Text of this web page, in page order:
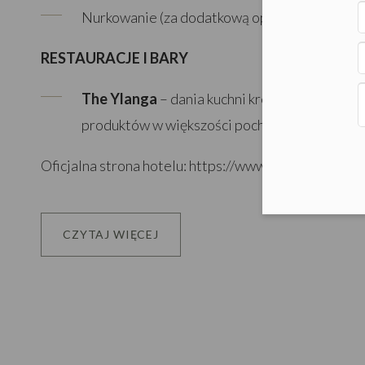
Nurkowanie (za dodatkową opłatą)
RESTAURACJE I BARY
The Ylanga – dania kuchni kreolsko-
produktów w większości pochodzących z
Oficjalna strona hotelu: https://
CZYTAJ WIĘCEJ